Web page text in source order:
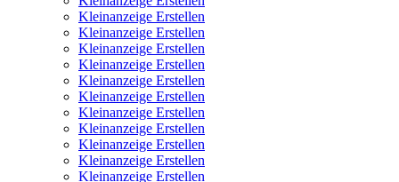
Kleinanzeige Erstellen
Kleinanzeige Erstellen
Kleinanzeige Erstellen
Kleinanzeige Erstellen
Kleinanzeige Erstellen
Kleinanzeige Erstellen
Kleinanzeige Erstellen
Kleinanzeige Erstellen
Kleinanzeige Erstellen
Kleinanzeige Erstellen
Kleinanzeige Erstellen